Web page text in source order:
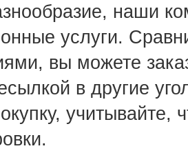
наши
услуги.
вы можете
в другие
учитывайте,